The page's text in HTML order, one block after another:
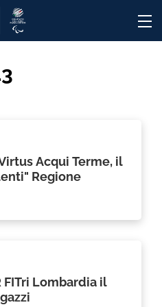
il
FITri Lombardia il